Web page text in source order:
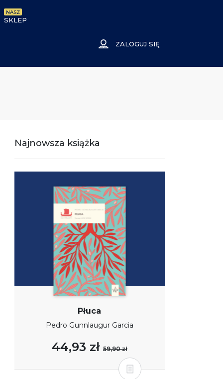
SKLEP
NASZ
ZALOGUJ SIĘ
Najnowsza książka
Płuca
Pedro Gunnlaugur Garcia
44,93 zł59,90 zł